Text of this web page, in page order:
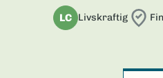
LC Livskraftig